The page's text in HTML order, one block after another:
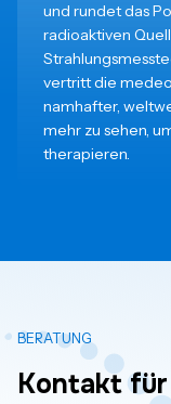
und rundet das
radioaktiven
vertritt die
namhafter,
mehr zu sehen,
therapieren.
BERATUNG
Kontakt